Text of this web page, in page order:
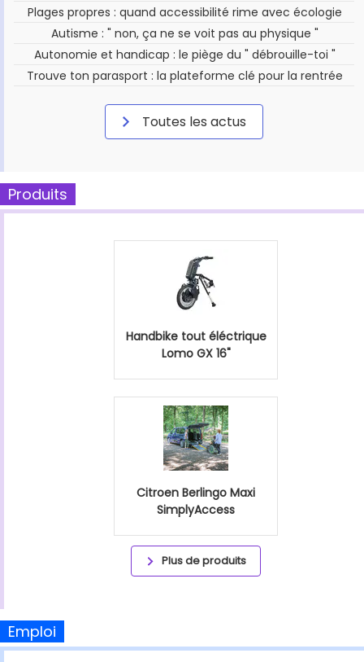
Plages propres : quand accessibilité rime avec écologie
Autisme : " non, ça ne se voit pas au physique "
Autonomie et handicap : le piège du " débrouille-toi "
Trouve ton parasport : la plateforme clé pour la rentrée
Toutes les actus
Produits
Handbike tout éléctrique
Lomo GX 16"
Citroen Berlingo Maxi
SimplyAccess
Plus de produits
Emploi